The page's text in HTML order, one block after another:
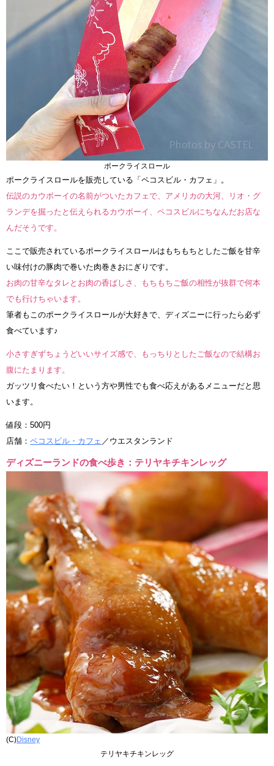
ポークライスロール
ポークライスロールを販売している「ペコスビル・カフェ」。
伝説のカウボーイの名前がついたカフェで、アメリカの大河、リオ・グ
ランデを掘ったと伝えられるカウボーイ、ペコスビルにちなんだお店な
んだそうです。
ここで販売されているポークライスロールはもちもちとしたご飯を甘辛
い味付けの豚肉で巻いた肉巻きおにぎりです。
お肉の甘辛なタレとお肉の香ばしさ、もちもちご飯の相性が抜群で何本
でも行けちゃいます。
筆者もこのポークライスロールが大好きで、ディズニーに行ったら必ず
食べています♪
小さすぎずちょうどいいサイズ感で、もっちりとしたご飯なので結構お
腹にたまります。
ガッツリ食べたい！という方や男性でも食べ応えがあるメニューだと思
います。
値段：500円
店舗： ペコスビル・カフェ ／ウエスタンランド
ディズニーランドの食べ歩き：テリヤキチキンレッグ
(C)Disney
テリヤキチキンレッグ